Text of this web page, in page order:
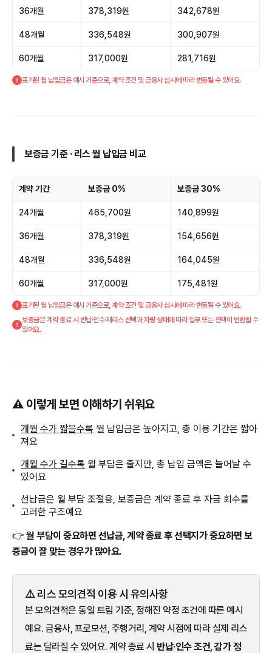
36개월 378,319원 342,678원
48개월 336,548원 300,907원
60개월 317,000원 281,716원
표기된 월 납입금은 예시 기준으로, 계약 조건 및 금융사 심사에 따라 변동될 수 있어요.
보증금 기준 · 리스 월 납입금 비교
계약 기간 보증금 0% 보증금 30%
24개월 465,700원 140,899원
36개월 378,319원 154,656원
48개월 336,548원 164,045원
60개월 317,000원 175,481원
표기된 월 납입금은 예시 기준으로, 계약 조건 및 금융사 심사에 따라 변동될 수 있어요.
보증금은 계약 종료 시 반납·인수·재리스 선택과 차량 상태에 따라 일부 또는 전액이 반환될 수
있어요.
⚠️ 이렇게 보면 이해하기 쉬워요
개월 수가 짧을수록 월 납입금은 높아지고, 총 이용 기간은 짧아
져요
개월 수가 길수록 월 부담은 줄지만, 총 납입 금액은 늘어날 수
있어요
선납금은 월 부담 조절용, 보증금은 계약 종료 후 자금 회수를
고려한 구조예요
👉 월 부담이 중요하면 선납금, 계약 종료 후 선택지가 중요하면 보
증금이 잘 맞는 경우가 많아요.
⚠️ 리스 모의견적 이용 시 유의사항
본 모의견적은 동일 트림 기준, 정해진 약정 조건에 따른 예시
예요. 금융사, 프로모션, 주행거리, 계약 시점에 따라 실제 리스
료는 달라질 수 있어요. 계약 종료 시 반납·인수 조건, 감가 정